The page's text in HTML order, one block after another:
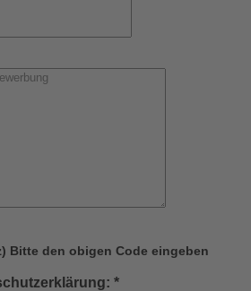
Bitte den obigen Code eingeben
*